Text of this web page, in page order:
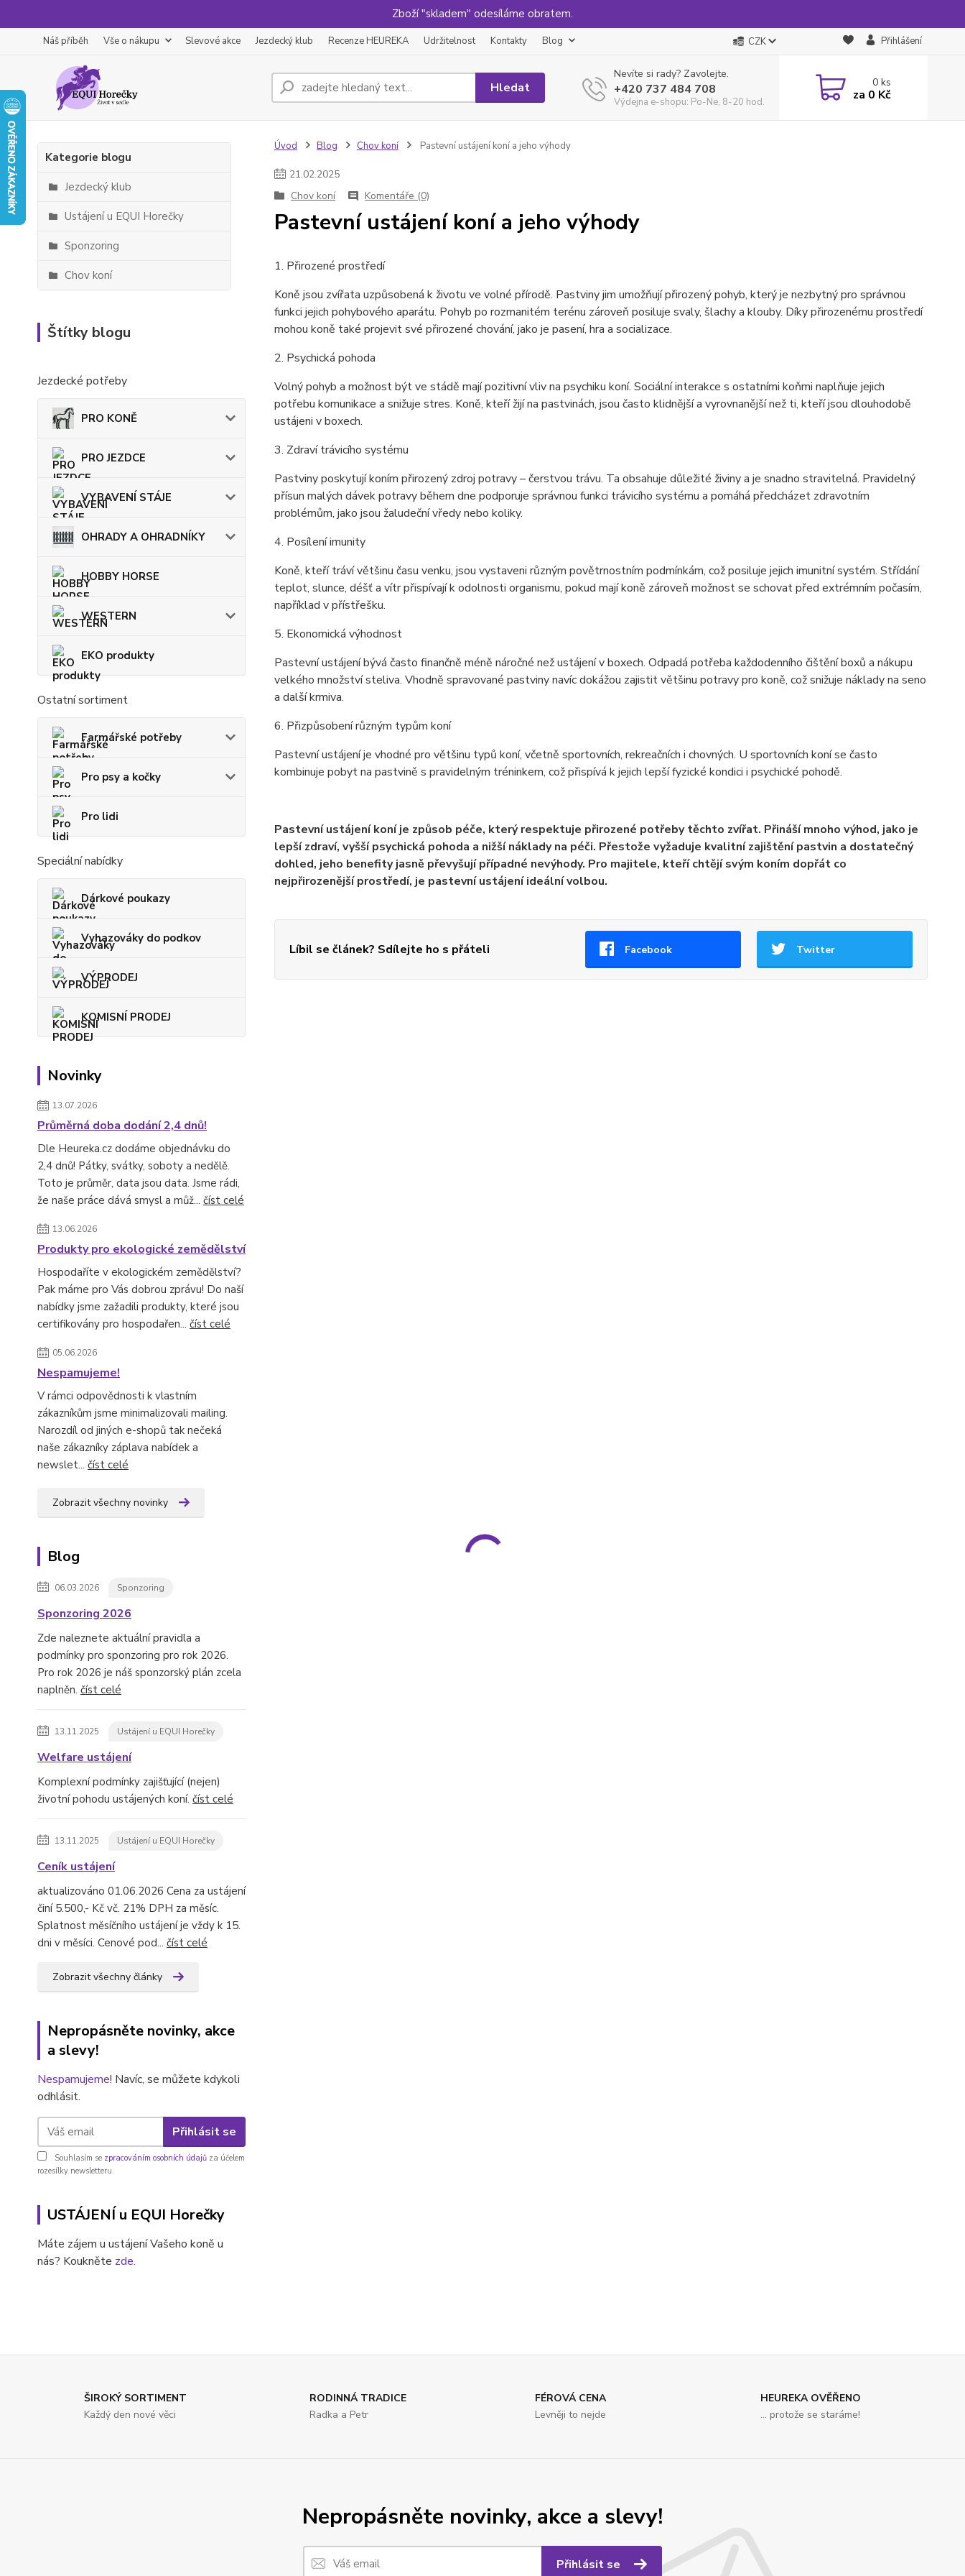
Zboží "skladem" odesíláme obratem.
Náš příběh Vše o nákupu Slevové akce Jezdecký klub Recenze HEUREKA Udržitelnost Kontakty Blog CZK Přihlášení
Hledat
Nevíte si rady? Zavolejte.
+420 737 484 708
Výdejna e-shopu: Po-Ne, 8-20 hod.
0ks
za 0 Kč
Kategorie blogu
Jezdecký klub
Ustájení u EQUI Horečky
Sponzoring
Chov koní
Štítky blogu
Jezdecké potřeby
PRO KONĚ
PRO JEZDCE
VYBAVENÍ STÁJE
OHRADY A OHRADNÍKY
HOBBY HORSE
WESTERN
EKO produkty
Ostatní sortiment
Farmářské potřeby
Pro psy a kočky
Pro lidi
Speciální nabídky
Dárkové poukazy
Vyhazováky do podkov
VÝPRODEJ
KOMISNÍ PRODEJ
Novinky
13.07.2026
Průměrná doba dodání 2,4 dnů!
Dle Heureka.cz dodáme objednávku do
2,4 dnů! Pátky, svátky, soboty a nedělě.
Toto je průměr, data jsou data. Jsme rádi,
že naše práce dává smysl a můž... číst celé
13.06.2026
Produkty pro ekologické zemědělství
Hospodaříte v ekologickém zemědělství?
Pak máme pro Vás dobrou zprávu! Do naší
nabídky jsme zažadili produkty, které jsou
certifikovány pro hospodařen... číst celé
05.06.2026
Nespamujeme!
V rámci odpovědnosti k vlastním
zákazníkům jsme minimalizovali mailing.
Narozdíl od jiných e-shopů tak nečeká
naše zákazníky záplava nabídek a
newslet... číst celé
Zobrazit všechny novinky
Blog
06.03.2026 Sponzoring
Sponzoring 2026
Zde naleznete aktuální pravidla a
podmínky pro sponzoring pro rok 2026.
Pro rok 2026 je náš sponzorský plán zcela
naplněn. číst celé
13.11.2025 Ustájení u EQUI Horečky
Welfare ustájení
Komplexní podmínky zajišťující (nejen)
životní pohodu ustájených koní. číst celé
13.11.2025 Ustájení u EQUI Horečky
Ceník ustájení
aktualizováno 01.06.2026 Cena za ustájení
činí 5.500,- Kč vč. 21% DPH za měsíc.
Splatnost měsíčního ustájení je vždy k 15.
dni v měsíci. Cenové pod... číst celé
Zobrazit všechny články
Nepropásněte novinky, akce
a slevy!
Nespamujeme! Navíc, se můžete kdykoli
odhlásit.
Přihlásit se
Souhlasím se zpracováním osobních údajů za účelem
rozesílky newsletteru.
USTÁJENÍ u EQUI Horečky
Máte zájem u ustájení Vašeho koně u
nás? Koukněte zde.
Úvod Blog Chov koní Pastevní ustájení koní a jeho výhody
21.02.2025
Chov koní
Komentáře (0)
Pastevní ustájení koní a jeho výhody
1. Přirozené prostředí
Koně jsou zvířata uzpůsobená k životu ve volné přírodě. Pastviny jim umožňují přirozený pohyb, který je nezbytný pro správnou
funkci jejich pohybového aparátu. Pohyb po rozmanitém terénu zároveň posiluje svaly, šlachy a klouby. Díky přirozenému prostředí
mohou koně také projevit své přirozené chování, jako je pasení, hra a socializace.
2. Psychická pohoda
Volný pohyb a možnost být ve stádě mají pozitivní vliv na psychiku koní. Sociální interakce s ostatními koňmi naplňuje jejich
potřebu komunikace a snižuje stres. Koně, kteří žijí na pastvinách, jsou často klidnější a vyrovnanější než ti, kteří jsou dlouhodobě
ustájeni v boxech.
3. Zdraví trávicího systému
Pastviny poskytují koním přirozený zdroj potravy – čerstvou trávu. Ta obsahuje důležité živiny a je snadno stravitelná. Pravidelný
přísun malých dávek potravy během dne podporuje správnou funkci trávicího systému a pomáhá předcházet zdravotním
problémům, jako jsou žaludeční vředy nebo koliky.
4. Posílení imunity
Koně, kteří tráví většinu času venku, jsou vystaveni různým povětrnostním podmínkám, což posiluje jejich imunitní systém. Střídání
teplot, slunce, déšť a vítr přispívají k odolnosti organismu, pokud mají koně zároveň možnost se schovat před extrémním počasím,
například v přístřešku.
5. Ekonomická výhodnost
Pastevní ustájení bývá často finančně méně náročné než ustájení v boxech. Odpadá potřeba každodenního čištění boxů a nákupu
velkého množství steliva. Vhodně spravované pastviny navíc dokážou zajistit většinu potravy pro koně, což snižuje náklady na seno
a další krmiva.
6. Přizpůsobení různým typům koní
Pastevní ustájení je vhodné pro většinu typů koní, včetně sportovních, rekreačních i chovných. U sportovních koní se často
kombinuje pobyt na pastvině s pravidelným tréninkem, což přispívá k jejich lepší fyzické kondici i psychické pohodě.
Pastevní ustájení koní je způsob péče, který respektuje přirozené potřeby těchto zvířat. Přináší mnoho výhod, jako je
lepší zdraví, vyšší psychická pohoda a nižší náklady na péči. Přestože vyžaduje kvalitní zajištění pastvin a dostatečný
dohled, jeho benefity jasně převyšují případné nevýhody. Pro majitele, kteří chtějí svým koním dopřát co
nejpřirozenější prostředí, je pastevní ustájení ideální volbou.
Líbil se článek? Sdílejte ho s přáteli Facebook Twitter
ŠIROKÝ SORTIMENT
Každý den nové věci
RODINNÁ TRADICE
Radka a Petr
FÉROVÁ CENA
Levněji to nejde
HEUREKA OVĚŘENO
... protože se staráme!
Nepropásněte novinky, akce a slevy!
Přihlásit se